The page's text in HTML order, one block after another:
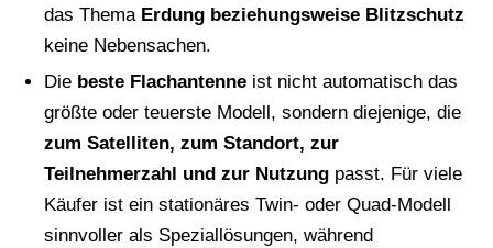
das Thema Erdung beziehungsweise Blitzschutz
keine Nebensachen.
Die beste Flachantenne ist nicht automatisch das
größte oder teuerste Modell, sondern diejenige, die
zum Satelliten, zum Standort, zur
Teilnehmerzahl und zur Nutzung passt. Für viele
Käufer ist ein stationäres Twin- oder Quad-Modell
sinnvoller als Speziallösungen, während